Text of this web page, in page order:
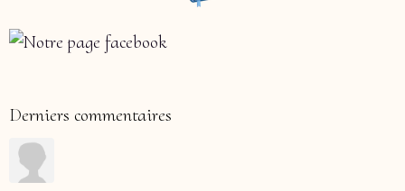
Derniers commentaires